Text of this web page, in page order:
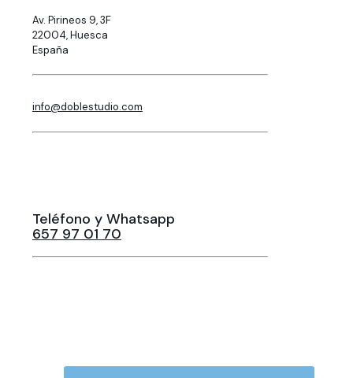
Av. Pirineos 9, 3F
22004, Huesca
España
info@doblestudio.com
Teléfono y Whatsapp
657 97 01 70